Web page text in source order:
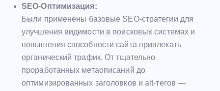
SEO-Оптимизация:
Были применены базовые SEO-стратегии для
улучшения видимости в поисковых системах и
повышения способности сайта привлекать
органический трафик. От тщательно
проработанных метаописаний до
оптимизированных заголовков и alt-тегов —